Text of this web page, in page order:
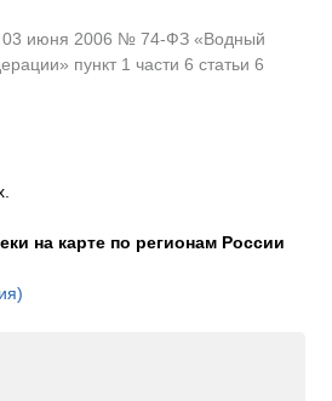
03 июня 2006 № 74-ФЗ «Водный
пункт 1 части 6 статьи 6
на карте по регионам России